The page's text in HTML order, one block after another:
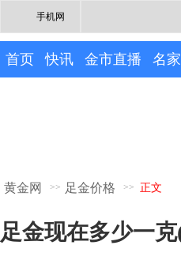
手机网
首页 快讯 金市直播 名家
黄金网 >> 足金价格 >> 正文
足金现在多少一